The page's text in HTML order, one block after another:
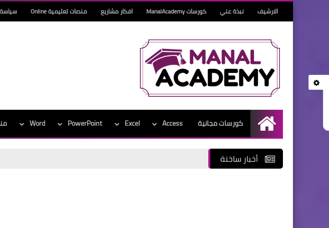
الارشيف نبذة عني كورسات ManalAcademy افكار مشاريع منصات تعليمية Online
الرئيسية
كورسات مجانية Access
Excel
PowerPoint
Word
أخبار ساخنة